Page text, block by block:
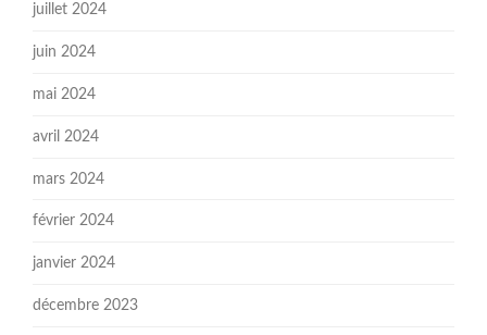
juillet 2024
juin 2024
mai 2024
avril 2024
mars 2024
février 2024
janvier 2024
décembre 2023